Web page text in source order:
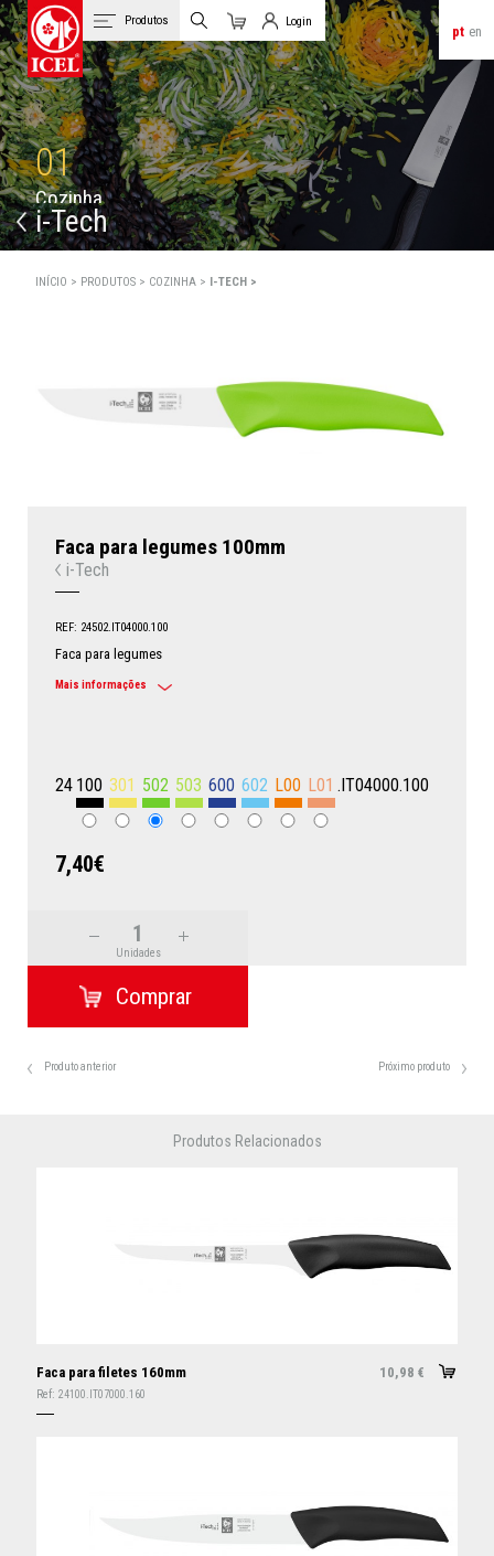
pt en
Produtos
Carrinho
Login
Login de Clientes
01
Cozinha
i-Tech
INÍCIO > PRODUTOS > COZINHA > I-TECH >
Faca para legumes 100mm
i-Tech
REF: 24502.IT04000.100
Faca para legumes
Mais informações
24 100 301 502 503 600 602 L00 L01 .IT04000.100
7,40€
Unidades
Produto anterior Próximo produto
Produtos Relacionados
Faca para filetes 160mm 10,98 €
Ref: 24100.IT07000.160